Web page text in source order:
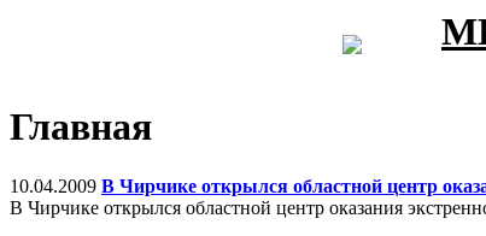
Главная
10.04.2009 В Чирчике открылся областной центр
В Чирчике открылся областной центр оказания